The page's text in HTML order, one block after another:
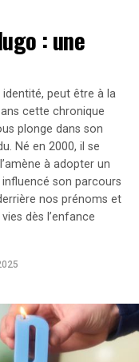
sa grande
la monnaie
de la
cryptomonnaies.
à l’assurance de
la blockchain se
de plus en
décortiquer les
en explorant
applications
En parcourant
blockchain, notre
en clarté et le
nous pour
révélant non
aussi son
vers un avenir
: une
peut être à la
cette chronique
plonge dans son
Né en 2000, il se
à adopter un
son parcours
nos prénoms et
dès l’enfance